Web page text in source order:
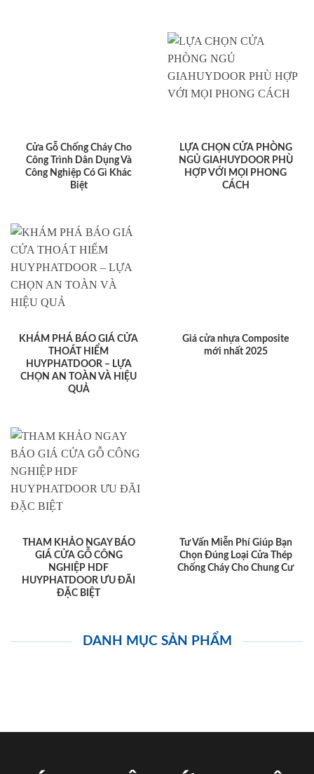
Cửa Gỗ Chống Cháy Cho
Công Trình Dân Dụng Và
Công Nghiệp Có Gì Khác
Biệt
LỰA CHỌN CỬA PHÒNG
NGỦ GIAHUYDOOR PHÙ
HỢP VỚI MỌI PHONG
CÁCH
KHÁM PHÁ BÁO GIÁ CỬA
THOÁT HIỂM
HUYPHATDOOR – LỰA
CHỌN AN TOÀN VÀ HIỆU
QUẢ
Giá cửa nhựa Composite
mới nhất 2025
THAM KHẢO NGAY BÁO
GIÁ CỬA GỖ CÔNG
NGHIỆP HDF
HUYPHATDOOR ƯU ĐÃI
ĐẶC BIỆT
Tư Vấn Miễn Phí Giúp Bạn
Chọn Đúng Loại Cửa Thép
Chống Cháy Cho Chung Cư
DANH MỤC SẢN PHẨM